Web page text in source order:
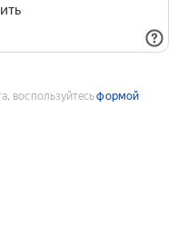
воспользуйтесьформой